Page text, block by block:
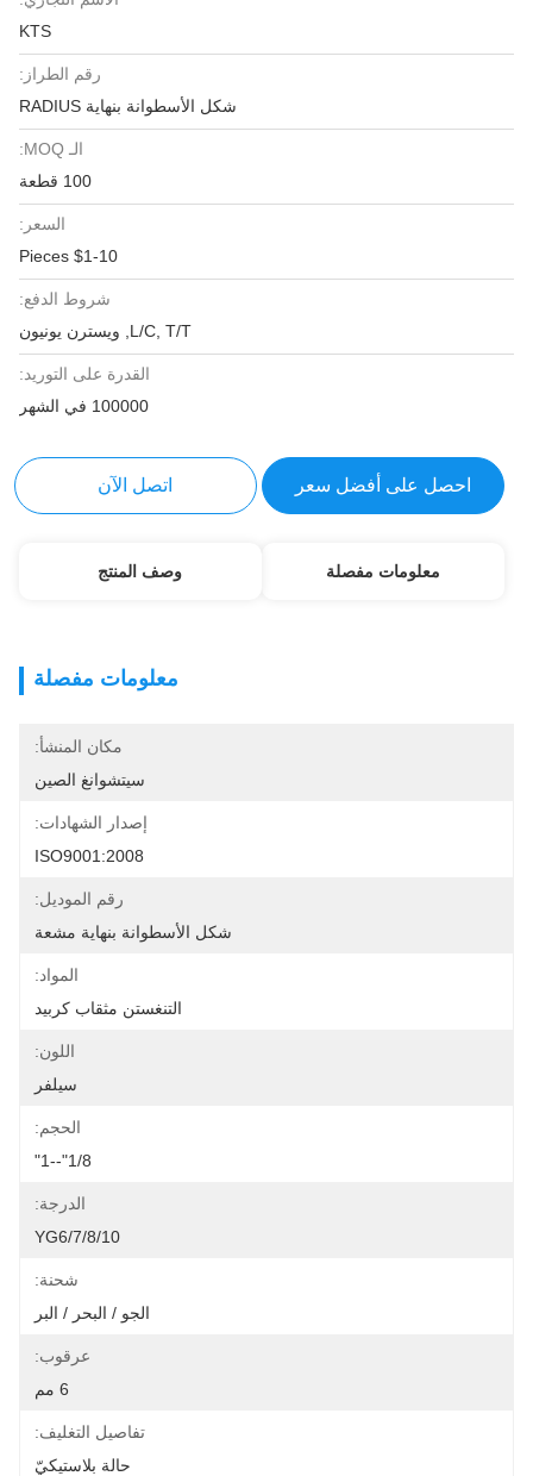
KTS
رقم الطراز:
شكل الأسطوانة بنهاية RADIUS
الـ MOQ:
100 قطعة
السعر:
$1-10 Pieces
شروط الدفع:
L/C, T/T, ويسترن يونيون
القدرة على التوريد:
100000 في الشهر
احصل على أفضل سعر اتصل الآن
معلومات مفصلة وصف المنتج
معلومات مفصلة
مكان المنشأ:
سيتشوانغ الصين
إصدار الشهادات:
ISO9001:2008
رقم الموديل:
شكل الأسطوانة بنهاية مشعة
المواد:
التنغستن مثقاب كربيد
اللون:
سيلفر
الحجم:
1/8"--1"
الدرجة:
YG6/7/8/10
شحنة:
الجو / البحر / البر
عرقوب:
تفاصيل التغليف:
حالة بلاستيكيّ